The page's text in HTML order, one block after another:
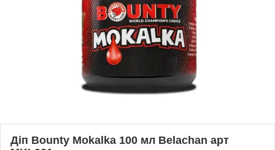
Діп Bounty Mokalka 100 мл Belachan арт